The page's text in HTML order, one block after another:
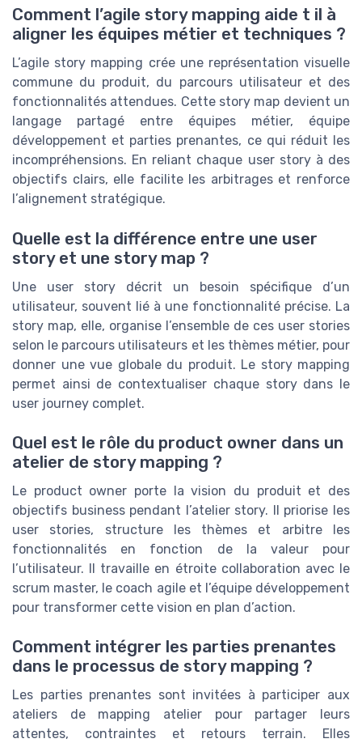
Comment l’agile story mapping aide t il à
aligner les équipes métier et techniques ?
L’agile story mapping crée une représentation visuelle
commune du produit, du parcours utilisateur et des
fonctionnalités attendues. Cette story map devient un
langage partagé entre équipes métier, équipe
développement et parties prenantes, ce qui réduit les
incompréhensions. En reliant chaque user story à des
objectifs clairs, elle facilite les arbitrages et renforce
l’alignement stratégique.
Quelle est la différence entre une user
story et une story map ?
Une user story décrit un besoin spécifique d’un
utilisateur, souvent lié à une fonctionnalité précise. La
story map, elle, organise l’ensemble de ces user stories
selon le parcours utilisateurs et les thèmes métier, pour
donner une vue globale du produit. Le story mapping
permet ainsi de contextualiser chaque story dans le
user journey complet.
Quel est le rôle du product owner dans un
atelier de story mapping ?
Le product owner porte la vision du produit et des
objectifs business pendant l’atelier story. Il priorise les
user stories, structure les thèmes et arbitre les
fonctionnalités en fonction de la valeur pour
l’utilisateur. Il travaille en étroite collaboration avec le
scrum master, le coach agile et l’équipe développement
pour transformer cette vision en plan d’action.
Comment intégrer les parties prenantes
dans le processus de story mapping ?
Les parties prenantes sont invitées à participer aux
ateliers de mapping atelier pour partager leurs
attentes, contraintes et retours terrain. Elles